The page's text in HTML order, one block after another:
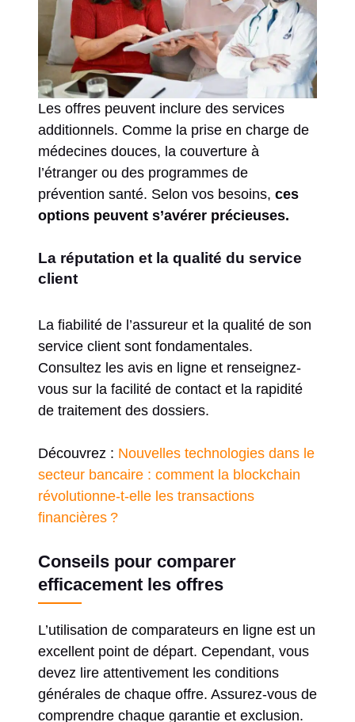
Les offres peuvent inclure des services
additionnels. Comme la prise en charge de
médecines douces, la couverture à
l’étranger ou des programmes de
prévention santé. Selon vos besoins, ces
options peuvent s’avérer précieuses.
La réputation et la qualité du service
client
La fiabilité de l’assureur et la qualité de son
service client sont fondamentales.
Consultez les avis en ligne et renseignez-
vous sur la facilité de contact et la rapidité
de traitement des dossiers.
Découvrez : Nouvelles technologies dans le
secteur bancaire : comment la blockchain
révolutionne-t-elle les transactions
financières ?
Conseils pour comparer
efficacement les offres
L’utilisation de comparateurs en ligne est un
excellent point de départ. Cependant, vous
devez lire attentivement les conditions
générales de chaque offre. Assurez-vous de
comprendre chaque garantie et exclusion.